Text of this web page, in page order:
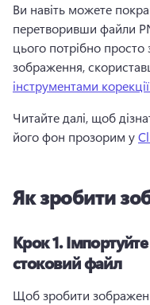
Ви навіть можете
перетворивши файли
цього потрібно
зображення,
інструментами
Читайте далі, щоб
його фон прозорим у
Як зробити
Крок 1.
стоковий файл
Щоб зробити